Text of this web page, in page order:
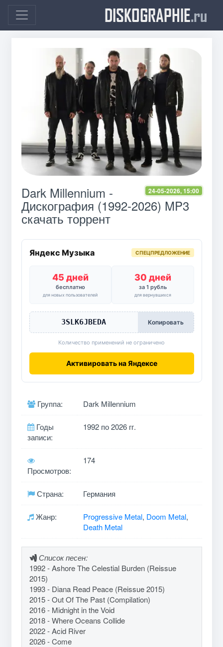
DISKOGRAPHIE.ru
24-05-2026, 15:00
Dark Millennium -
Дискография (1992-2026) MP3
скачать торрент
Яндекс Музыка СПЕЦПРЕДЛОЖЕНИЕ
45 дней
бесплатно
для новых пользователей
30 дней
за 1 рубль
для вернувшихся
3SLK6JBEDA Копировать
Количество применений не ограничено
Активировать на Яндексе
Группа: Dark Millennium
Годы
записи:
1992 по 2026 гг.
Просмотров:
174
Страна: Германия
Жанр: Progressive Metal, Doom Metal,
Death Metal
Список песен:
1992 - Ashore The Celestial Burden (Reissue
2015)
1993 - Diana Read Peace (Reissue 2015)
2015 - Out Of The Past (Compilation)
2016 - Midnight in the Void
2018 - Where Oceans Collide
2022 - Acid River
2026 - Come